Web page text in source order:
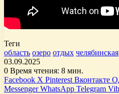
Теги
область озеро отдых челябинская
03.09.2025
0 Время чтения: 8 мин.
Facebook X Pinterest Вконтакте
Messenger WhatsApp Telegram